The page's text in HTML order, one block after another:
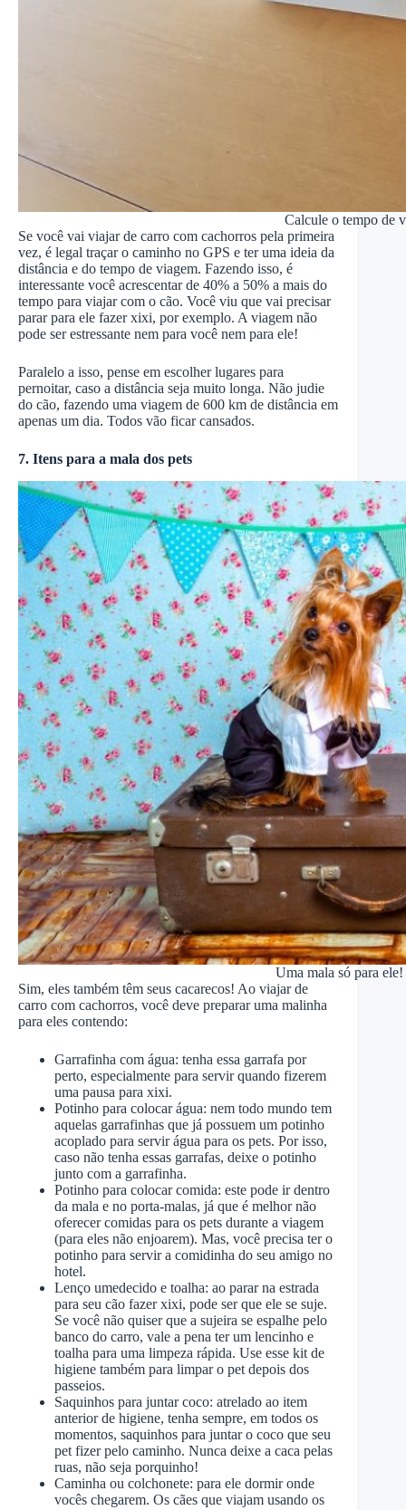
Calcule o tempo de
Se você vai viajar de carro com cachorros pela primeira
vez, é legal traçar o caminho no GPS e ter uma ideia da
distância e do tempo de viagem. Fazendo isso, é
interessante você acrescentar de 40% a 50% a mais do
tempo para viajar com o cão. Você viu que vai precisar
parar para ele fazer xixi, por exemplo. A viagem não
pode ser estressante nem para você nem para ele!
Paralelo a isso, pense em escolher lugares para
pernoitar, caso a distância seja muito longa. Não judie
do cão, fazendo uma viagem de 600 km de distância em
apenas um dia. Todos vão ficar cansados.
7. Itens para a mala dos pets
Uma mala só para
Sim, eles também têm seus cacarecos! Ao viajar de
carro com cachorros, você deve preparar uma malinha
para eles contendo:
Garrafinha com água: tenha essa garrafa por
perto, especialmente para servir quando fizerem
uma pausa para xixi.
Potinho para colocar água: nem todo mundo tem
aquelas garrafinhas que já possuem um potinho
acoplado para servir água para os pets. Por isso,
caso não tenha essas garrafas, deixe o potinho
junto com a garrafinha.
Potinho para colocar comida: este pode ir dentro
da mala e no porta-malas, já que é melhor não
oferecer comidas para os pets durante a viagem
(para eles não enjoarem). Mas, você precisa ter o
potinho para servir a comidinha do seu amigo no
hotel.
Lenço umedecido e toalha: ao parar na estrada
para seu cão fazer xixi, pode ser que ele se suje.
Se você não quiser que a sujeira se espalhe pelo
banco do carro, vale a pena ter um lencinho e
toalha para uma limpeza rápida. Use esse kit de
higiene também para limpar o pet depois dos
passeios.
Saquinhos para juntar coco: atrelado ao item
anterior de higiene, tenha sempre, em todos os
momentos, saquinhos para juntar o coco que seu
pet fizer pelo caminho. Nunca deixe a caca pelas
ruas, não seja porquinho!
Caminha ou colchonete: para ele dormir onde
vocês chegarem. Os cães que viajam usando os